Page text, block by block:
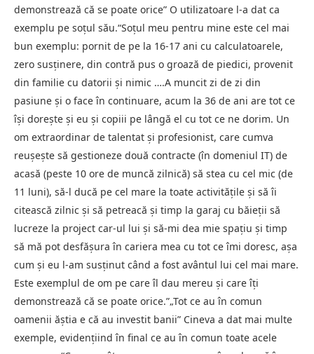
demonstrează că se poate orice” O utilizatoare l-a dat ca
exemplu pe soțul său.“Soțul meu pentru mine este cel mai
bun exemplu: pornit de pe la 16-17 ani cu calculatoarele,
zero susținere, din contră pus o groază de piedici, provenit
din familie cu datorii și nimic ….A muncit zi de zi din
pasiune și o face în continuare, acum la 36 de ani are tot ce
își dorește și eu și copiii pe lângă el cu tot ce ne dorim. Un
om extraordinar de talentat și profesionist, care cumva
reușește să gestioneze două contracte (în domeniul IT) de
acasă (peste 10 ore de muncă zilnică) să stea cu cel mic (de
11 luni), să-l ducă pe cel mare la toate activitățile și să îi
citească zilnic și să petreacă și timp la garaj cu băieții să
lucreze la project car-ul lui și să-mi dea mie spațiu și timp
să mă pot desfășura în cariera mea cu tot ce îmi doresc, așa
cum și eu l-am susținut când a fost avântul lui cel mai mare.
Este exemplul de om pe care îl dau mereu și care îți
demonstrează că se poate orice.”„Tot ce au în comun
oamenii ăștia e că au investit banii” Cineva a dat mai multe
exemple, evidențiind în final ce au în comun toate acele